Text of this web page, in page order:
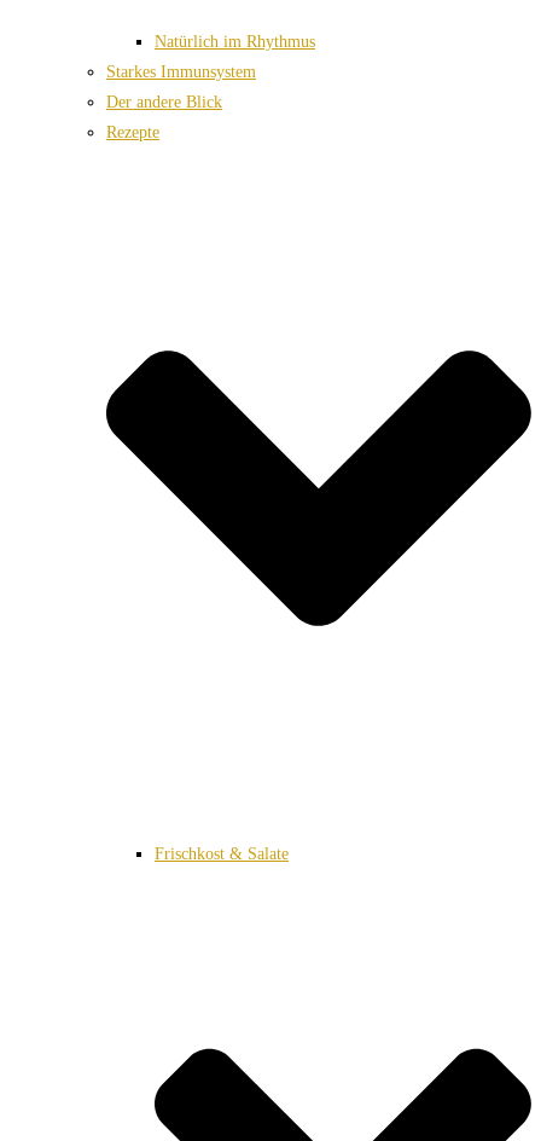
Natürlich im Rhythmus
Starkes Immunsystem
Der andere Blick
Rezepte
Frischkost & Salate